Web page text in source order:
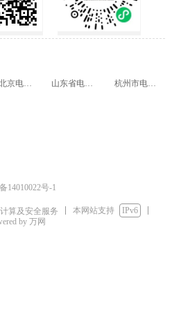
北京电子商务协会 山东省电子商务促进会 杭州市电子商务协会
14010022号-1
算及安全服务 本网站支持
IPv6
by 万网